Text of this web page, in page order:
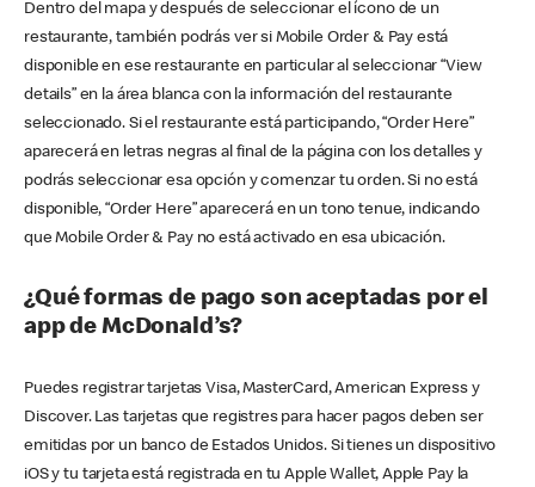
Dentro del mapa y después de seleccionar el ícono de un
restaurante, también podrás ver si Mobile Order & Pay está
disponible en ese restaurante en particular al seleccionar “View
details” en la área blanca con la información del restaurante
seleccionado. Si el restaurante está participando, “Order Here”
aparecerá en letras negras al final de la página con los detalles y
podrás seleccionar esa opción y comenzar tu orden. Si no está
disponible, “Order Here” aparecerá en un tono tenue, indicando
que Mobile Order & Pay no está activado en esa ubicación.
¿Qué formas de pago son aceptadas por el
app de McDonald’s?
Puedes registrar tarjetas Visa, MasterCard, American Express y
Discover. Las tarjetas que registres para hacer pagos deben ser
emitidas por un banco de Estados Unidos. Si tienes un dispositivo
iOS y tu tarjeta está registrada en tu Apple Wallet, Apple Pay la